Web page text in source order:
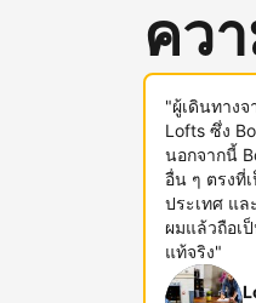
คว
"ผู้เดินทาง
Lofts ซึ่ง
นอกจากนี้
อื่น ๆ ตรงที่
ประเทศ แ
ผมแล้วถือเ
แท้จริง"